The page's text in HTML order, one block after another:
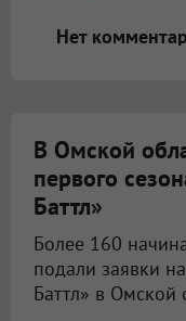
Нет
В Омской
первого
Баттл»
Более 160
подали заявки
Баттл» в Омской